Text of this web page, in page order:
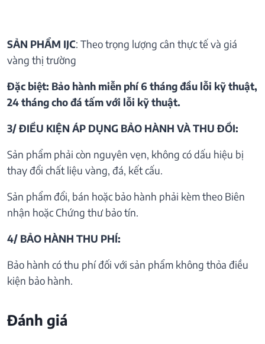
SẢN PHẨM IJC: Theo trọng lượng cân thực tế và giá
vàng thị trường
Đặc biệt: Bảo hành miễn phí 6 tháng đầu lỗi kỹ thuật,
24 tháng cho đá tấm với lỗi kỹ thuật.
3/ ĐIỀU KIỆN ÁP DỤNG BẢO HÀNH VÀ THU ĐỒI:
Sản phẩm phải còn nguyên vẹn, không có dấu hiệu bị
thay đổi chất liệu vàng, đá, kết cấu.
Sản phẩm đổi, bán hoặc bảo hành phải kèm theo Biên
nhận hoặc Chứng thư bảo tín.
4/ BẢO HÀNH THU PHÍ:
Bảo hành có thu phí đối với sản phẩm không thỏa điều
kiện bảo hành.
Đánh giá